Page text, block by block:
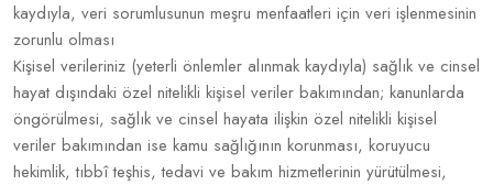
kaydıyla, veri sorumlusunun meşru menfaatleri için veri işlenmesinin
zorunlu olması
Kişisel verileriniz (yeterli önlemler alınmak kaydıyla) sağlık ve cinsel
hayat dışındaki özel nitelikli kişisel veriler bakımından; kanunlarda
öngörülmesi, sağlık ve cinsel hayata ilişkin özel nitelikli kişisel
veriler bakımından ise kamu sağlığının korunması, koruyucu
hekimlik, tıbbî teşhis, tedavi ve bakım hizmetlerinin yürütülmesi,